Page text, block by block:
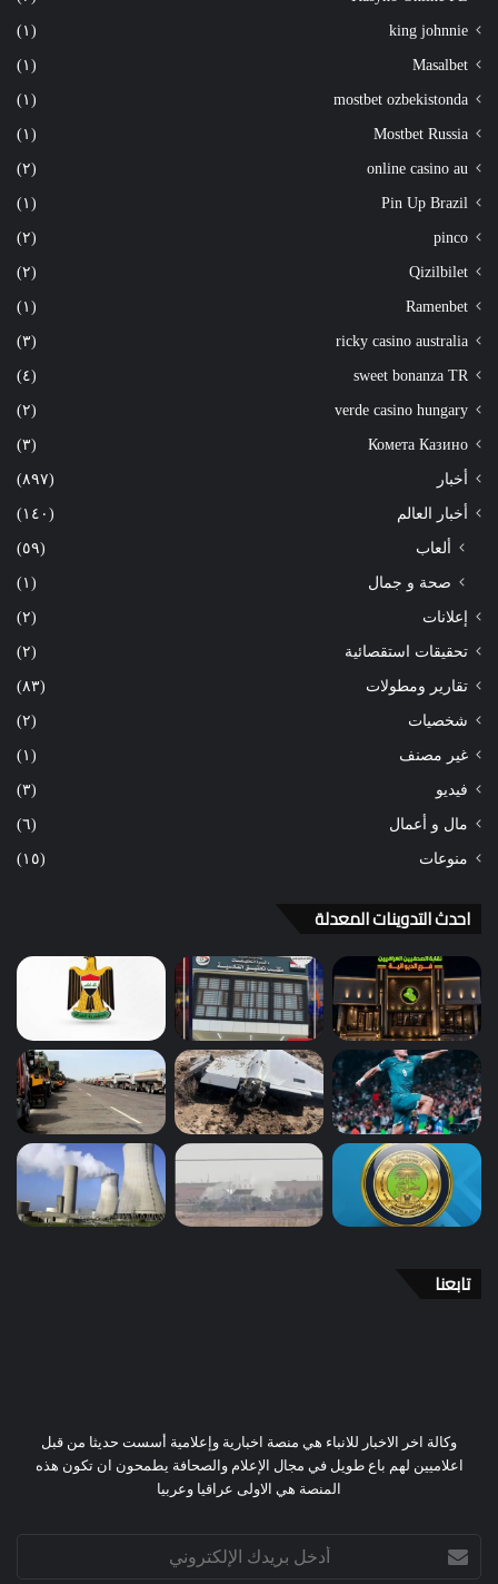
king johnnie (١)
Masalbet (١)
mostbet ozbekistonda (١)
Mostbet Russia (١)
online casino au (٢)
Pin Up Brazil (١)
pinco (٢)
Qizilbilet (٢)
Ramenbet (١)
ricky casino australia (٣)
sweet bonanza TR (٤)
verde casino hungary (٢)
Комета Казино (٣)
أخبار (٨٩٧)
أخبار العالم (١٤٠)
ألعاب
(٥٩)
صحة و جمال
(١)
إعلانات (٢)
تحقيقات استقصائية (٢)
تقارير ومطولات (٨٣)
شخصيات (٢)
غير مصنف (١)
فيديو (٣)
مال و أعمال (٦)
منوعات (١٥)
احدث التدوينات المعدلة
تابعنا
وكالة اخر الاخبار للانباء هي منصة اخبارية وإعلامية أسست حديثا من قبل
اعلاميين لهم باع طويل في مجال الإعلام والصحافة يطمحون ان تكون هذه
المنصة هي الاولى عراقيا وعربيا
بريدك